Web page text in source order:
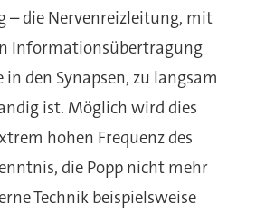
– die Nervenreizleitung, mit
Informationsübertragung
den Synapsen, zu langsam
ist. Möglich wird dies
hohen Frequenz des
die Popp nicht mehr
Technik beispielsweise